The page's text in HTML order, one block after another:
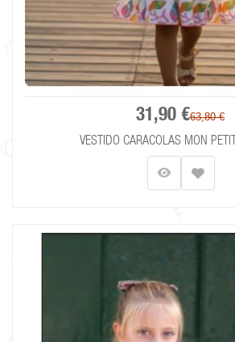
31,90 €63,80 €
VESTIDO CARACOLAS MON